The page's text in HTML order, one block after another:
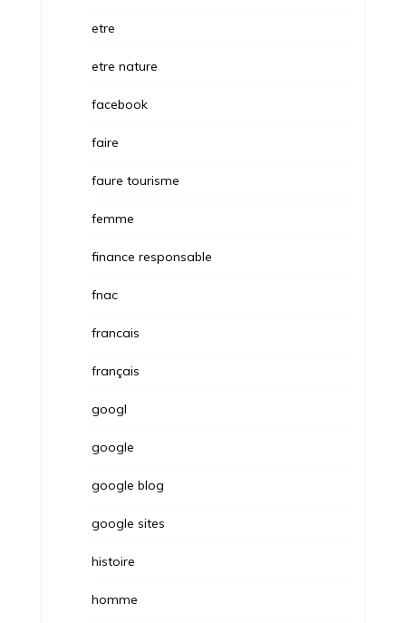
etre
etre nature
facebook
faire
faure tourisme
femme
finance responsable
fnac
francais
français
googl
google
google blog
google sites
histoire
homme